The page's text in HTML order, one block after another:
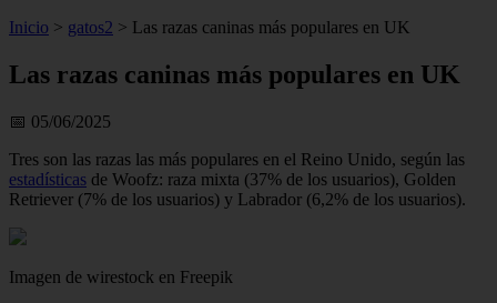
Inicio > gatos2 > Las razas caninas más populares en UK
Las razas caninas más populares en UK
📅 05/06/2025
Tres son las razas las más populares en el Reino Unido, según las
estadísticas de Woofz: raza mixta (37% de los usuarios), Golden
Retriever (7% de los usuarios) y Labrador (6,2% de los usuarios).
Imagen de wirestock en Freepik